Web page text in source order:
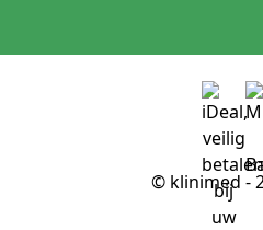
© klinimed -